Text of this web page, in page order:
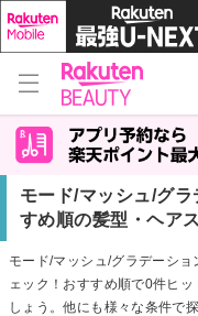
モード/マッシュ/グ
すめ順の髪型・ヘア
モード/マッシュ/グラデーシ
ェック！おすすめ順で0件ヒ
しょう。他にも様々な条件で探